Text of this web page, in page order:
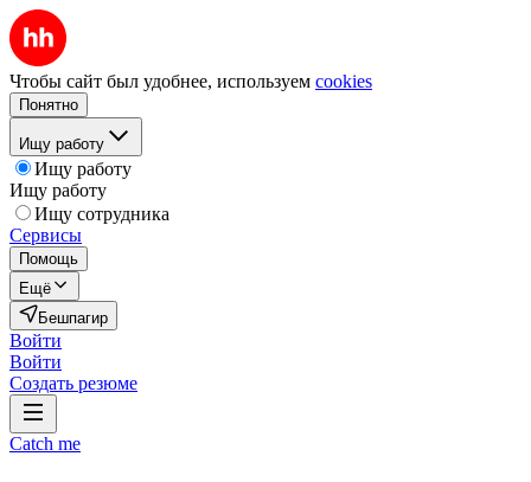
Чтобы сайт был удобнее, используем cookies
Понятно
Ищу работу
Ищу работу
Ищу работу
Ищу сотрудника
Сервисы
Помощь
Ещё
Бешпагир
Войти
Войти
Создать резюме
Catch me